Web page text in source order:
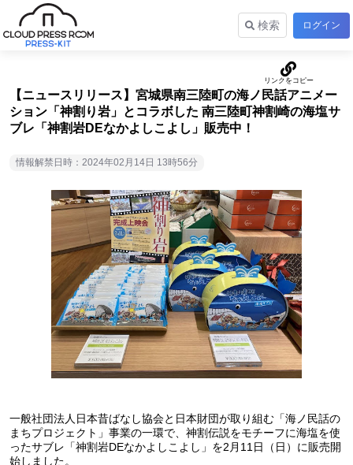
検索 ログイン
【ニュースリリース】宮城県南三陸町の海ノ民話アニメー
ション「神割り岩」とコラボした 南三陸町神割崎の海塩サ
ブレ「神割岩DEなかよしこよし」販売中！
情報解禁日時：2024年02月14日 13時56分
一般社団法人日本昔ばなし協会と日本財団が取り組む「海ノ民話の
まちプロジェクト」事業の一環で、神割伝説をモチーフに海塩を使
ったサブレ「神割岩DEなかよしこよし」を2月11日（日）に販売開
始しました。